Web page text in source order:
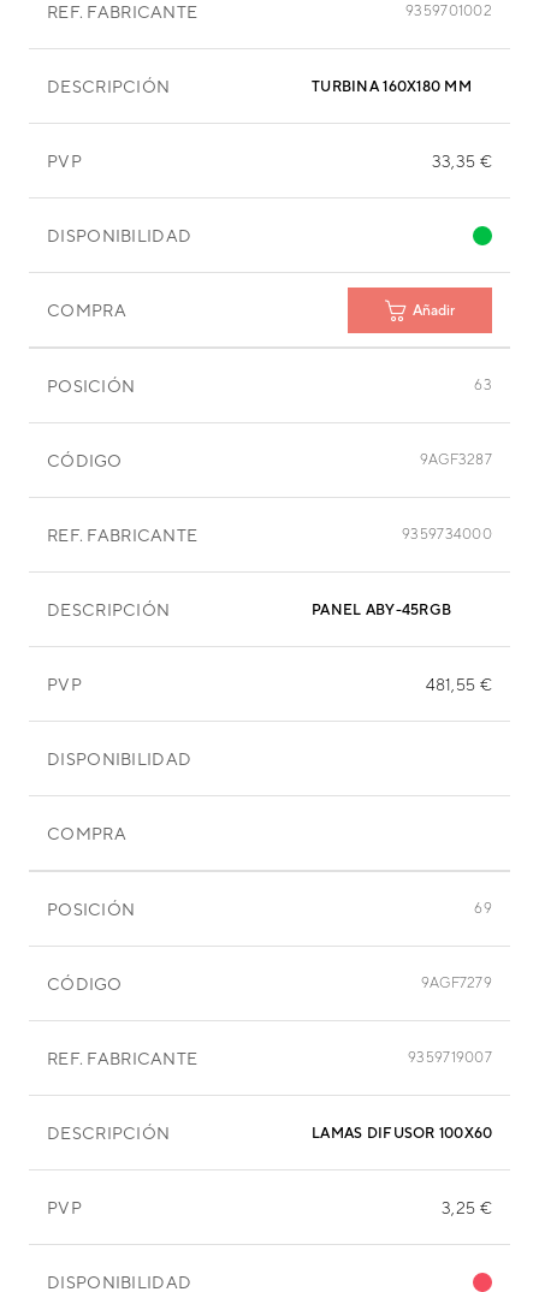
REF. FABRICANTE 9359701002
DESCRIPCIÓN TURBINA 160X180 MM
PVP 33,35 €
DISPONIBILIDAD
COMPRA Añadir
POSICIÓN 63
CÓDIGO 9AGF3287
REF. FABRICANTE 9359734000
DESCRIPCIÓN PANEL ABY-45RGB
PVP 481,55 €
DISPONIBILIDAD
COMPRA
POSICIÓN 69
CÓDIGO 9AGF7279
REF. FABRICANTE 9359719007
DESCRIPCIÓN LAMAS DIFUSOR 100X60 MM
PVP 3,25 €
DISPONIBILIDAD